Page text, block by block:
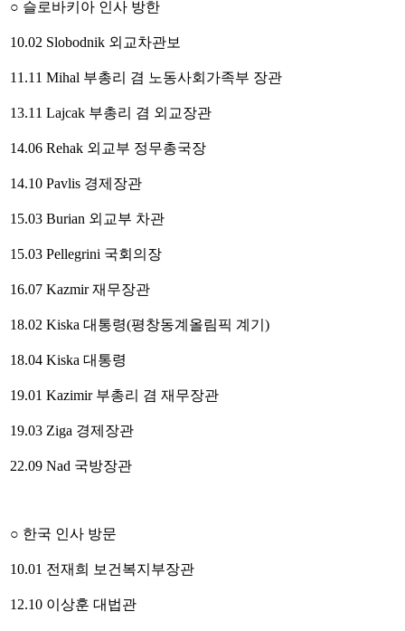
○ 슬로바키아 인사 방한
10.02 Slobodnik 외교차관보
11.11 Mihal 부총리 겸 노동사회가족부 장관
13.11 Lajcak 부총리 겸 외교장관
14.06 Rehak 외교부 정무총국장
14.10 Pavlis 경제장관
15.03 Burian 외교부 차관
15.03 Pellegrini 국회의장
16.07 Kazmir 재무장관
18.02 Kiska 대통령(평창동계올림픽 계기)
18.04 Kiska 대통령
19.01 Kazimir 부총리 겸 재무장관
19.03 Ziga 경제장관
22.09 Nad 국방장관
○ 한국 인사 방문
10.01 전재희 보건복지부장관
12.10 이상훈 대법관